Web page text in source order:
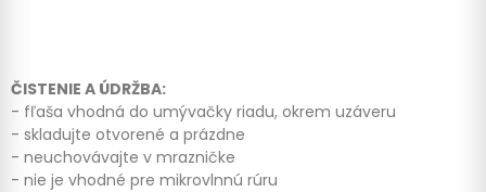
ČISTENIE A ÚDRŽBA:
- fľaša vhodná do umývačky riadu, okrem uzáveru
- skladujte otvorené a prázdne
- neuchovávajte v mrazničke
- nie je vhodné pre mikrovlnnú rúru